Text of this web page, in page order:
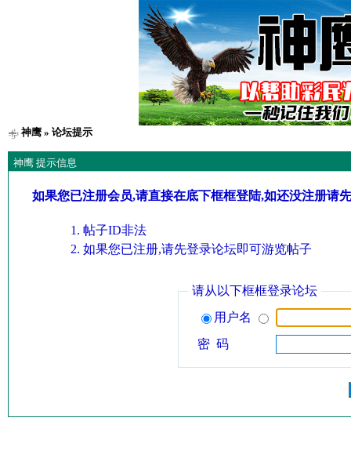
神鹰» 论坛提示
神鹰 提示信息
如果您已注册会员,请直接在底下框框登陆,如还没注册请
帖子ID非法
如果您已注册,请先登录论坛即可游览帖子
请从以下框框登录论坛
用户名
密 码